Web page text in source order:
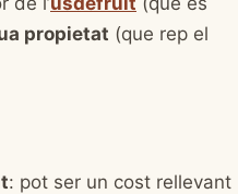
propietat (que rep el
: pot ser un cost rellevant